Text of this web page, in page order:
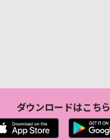
ダウンロードはこちら